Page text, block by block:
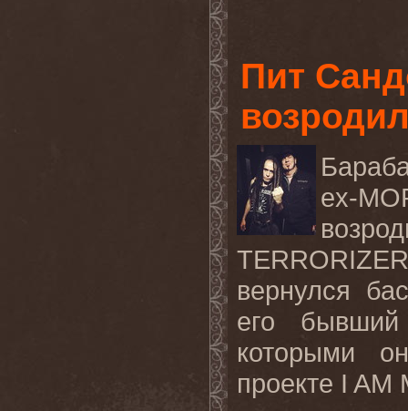
Пит
ex-
TERRORIZER
вернулся
его
которыми
проекте I AM